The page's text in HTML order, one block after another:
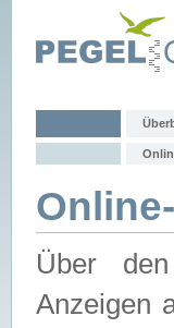
Über
Anzeigen